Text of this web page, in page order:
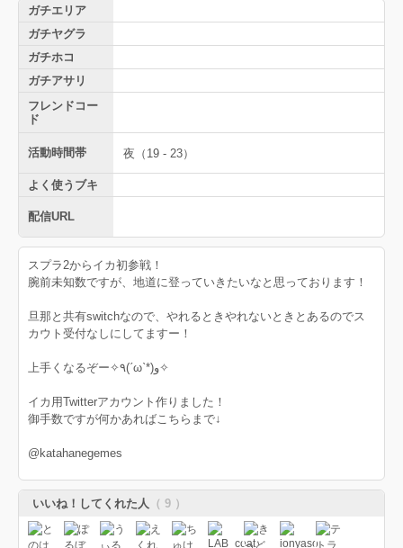
ガチエリア
ガチヤグラ
ガチホコ
ガチアサリ
フレンドコー
ド
活動時間帯 夜（19 - 23）
よく使うブキ
配信URL
スプラ2からイカ初参戦！
腕前未知数ですが、地道に登っていきたいなと思っております！
旦那と共有switchなので、やれるときやれないときとあるのでス
カウト受付なしにしてますー！
上手くなるぞー✧٩(ˊωˋ*)و✧
イカ用Twitterアカウント作りました！
御手数ですが何かあればこちらまで↓
@katahanegemes
いいね！してくれた人 （ 9 ）